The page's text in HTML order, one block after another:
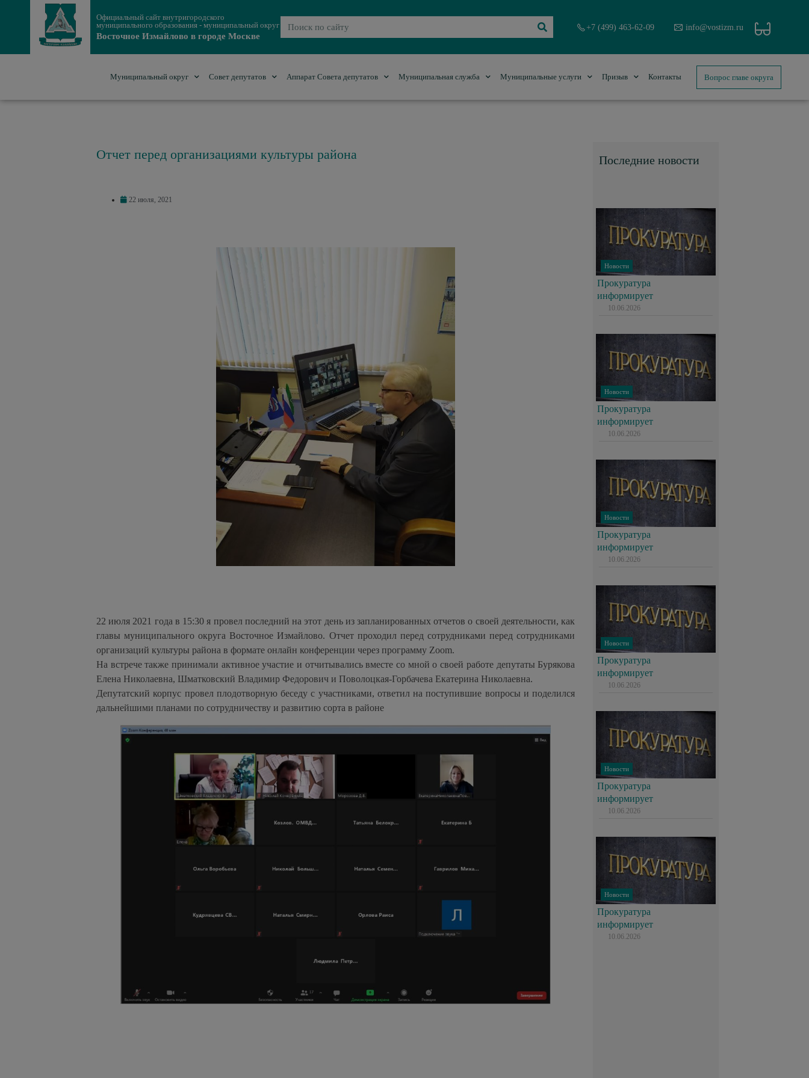
Официальный сайт внутригородского
муниципального образования - муниципальный округ
Восточное Измайлово в городе Москве
+7 (499) 463-62-09 info@vostizm.ru
Муниципальный округ Совет депутатов Аппарат Совета депутатов Муниципальная служба Муниципальные услуги Призыв Контакты Вопрос главе округа
Отчет перед организациями культуры района
22 июля, 2021
22 июля 2021 года в 15:30 я провел последний на этот день из запланированных отчетов о своей деятельности, как
главы муниципального округа Восточное Измайлово. Отчет проходил перед сотрудниками перед сотрудниками
организаций культуры района в формате онлайн конференции через программу Zoom.
На встрече также принимали активное участие и отчитывались вместе со мной о своей работе депутаты Бурякова
Елена Николаевна, Шматковский Владимир Федорович и Поволоцкая-Горбачева Екатерина Николаевна.
Депутатский корпус провел плодотворную беседу с участниками, ответил на поступившие вопросы и поделился
дальнейшими планами по сотрудничеству и развитию сорта в районе
Последние новости
Новости
Прокуратура
информирует
10.06.2026
Новости
Прокуратура
информирует
10.06.2026
Новости
Прокуратура
информирует
10.06.2026
Новости
Прокуратура
информирует
10.06.2026
Новости
Прокуратура
информирует
10.06.2026
Новости
Прокуратура
информирует
10.06.2026